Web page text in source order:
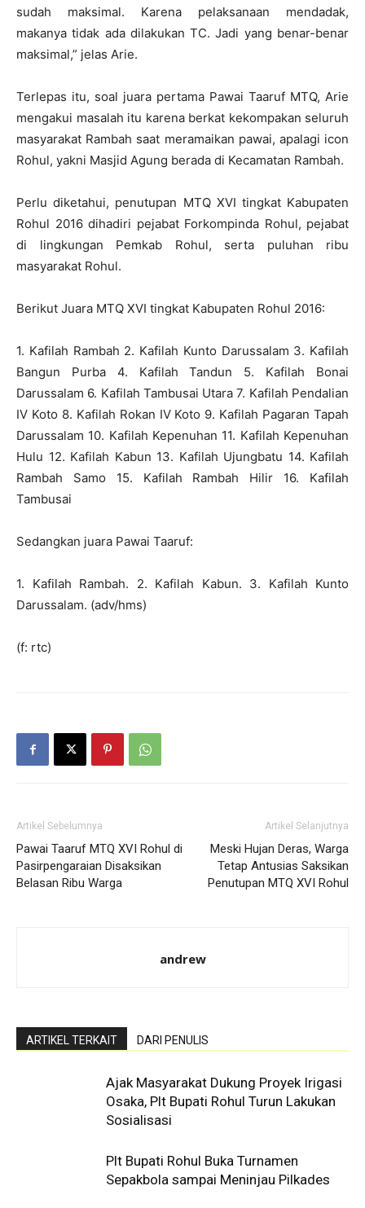
sudah maksimal. Karena pelaksanaan mendadak,
makanya tidak ada dilakukan TC. Jadi yang benar-benar
maksimal,” jelas Arie.
Terlepas itu, soal juara pertama Pawai Taaruf MTQ, Arie
mengakui masalah itu karena berkat kekompakan seluruh
masyarakat Rambah saat meramaikan pawai, apalagi icon
Rohul, yakni Masjid Agung berada di Kecamatan Rambah.
Perlu diketahui, penutupan MTQ XVI tingkat Kabupaten
Rohul 2016 dihadiri pejabat Forkompinda Rohul, pejabat
di lingkungan Pemkab Rohul, serta puluhan ribu
masyarakat Rohul.
Berikut Juara MTQ XVI tingkat Kabupaten Rohul 2016:
1. Kafilah Rambah 2. Kafilah Kunto Darussalam 3. Kafilah
Bangun Purba 4. Kafilah Tandun 5. Kafilah Bonai
Darussalam 6. Kafilah Tambusai Utara 7. Kafilah Pendalian
IV Koto 8. Kafilah Rokan IV Koto 9. Kafilah Pagaran Tapah
Darussalam 10. Kafilah Kepenuhan 11. Kafilah Kepenuhan
Hulu 12. Kafilah Kabun 13. Kafilah Ujungbatu 14. Kafilah
Rambah Samo 15. Kafilah Rambah Hilir 16. Kafilah
Tambusai
Sedangkan juara Pawai Taaruf:
1. Kafilah Rambah. 2. Kafilah Kabun. 3. Kafilah Kunto
Darussalam. (adv/hms)
(f: rtc)
Artikel Sebelumnya
Pawai Taaruf MTQ XVI Rohul di
Pasirpengaraian Disaksikan
Belasan Ribu Warga
Artikel Selanjutnya
Meski Hujan Deras, Warga
Tetap Antusias Saksikan
Penutupan MTQ XVI Rohul
andrew
ARTIKEL TERKAIT DARI PENULIS
Ajak Masyarakat Dukung Proyek Irigasi
Osaka, Plt Bupati Rohul Turun Lakukan
Sosialisasi
Plt Bupati Rohul Buka Turnamen
Sepakbola sampai Meninjau Pilkades